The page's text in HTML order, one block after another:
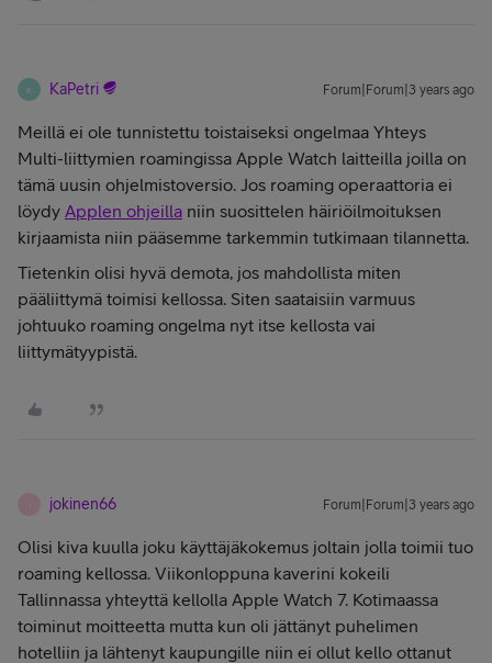
K KaPetri Forum|Forum|3 years ago
Meillä ei ole tunnistettu toistaiseksi ongelmaa Yhteys
Multi-liittymien roamingissa Apple Watch laitteilla joilla on
tämä uusin ohjelmistoversio. Jos roaming operaattoria ei
löydy Applen ohjeilla niin suosittelen häiriöilmoituksen
kirjaamista niin pääsemme tarkemmin tutkimaan tilannetta.
Tietenkin olisi hyvä demota, jos mahdollista miten
pääliittymä toimisi kellossa. Siten saataisiin varmuus
johtuuko roaming ongelma nyt itse kellosta vai
liittymätyypistä.
jokinen66 Forum|Forum|3 years ago
Olisi kiva kuulla joku käyttäjäkokemus joltain jolla toimii tuo
roaming kellossa. Viikonloppuna kaverini kokeili
Tallinnassa yhteyttä kellolla Apple Watch 7. Kotimaassa
toiminut moitteetta mutta kun oli jättänyt puhelimen
hotelliin ja lähtenyt kaupungille niin ei ollut kello ottanut